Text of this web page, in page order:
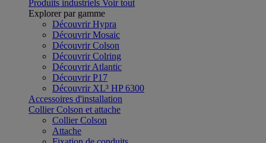
Produits industriels Voir tout
Explorer par gamme
Découvrir Hypra
Découvrir Mosaic
Découvrir Colson
Découvrir Colring
Découvrir Atlantic
Découvrir P17
Découvrir XL³ HP 6300
Accessoires d'installation
Collier Colson et attache
Collier Colson
Attache